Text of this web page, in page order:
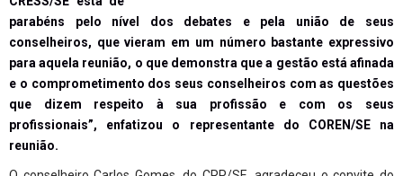
parabéns pelo nível dos debates e pela união de seus
conselheiros, que vieram em um número bastante expressivo
para aquela reunião, o que demonstra que a gestão está afinada
e o comprometimento dos seus conselheiros com as questões
que dizem respeito à sua profissão e com os seus
profissionais”, enfatizou o representante do COREN/SE na
reunião.